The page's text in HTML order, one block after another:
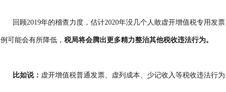
回顾2019年的稽查力度，估计2020年没几个人敢虚开增值税专用发
例可能会有所降低， 税局将会腾出更多精力整治其他税收违法行为。
比如说： 虚开增值税普通发票、虚列成本、少记收入等税收违法行为